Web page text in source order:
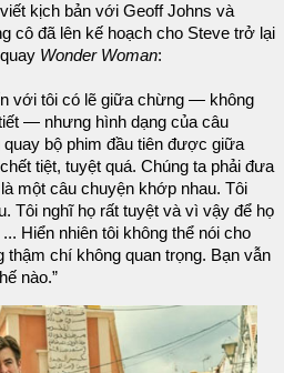
kịch bản với Geoff Johns và
cô đã lên kế hoạch cho Steve trở lại
Wonder Woman:
với tôi có lẽ giữa chừng — không
— nhưng hình dạng của câu
bộ phim đầu tiên được giữa
tiệt, tuyệt quá. Chúng ta phải đưa
một câu chuyện khớp nhau. Tôi
Tôi nghĩ họ rất tuyệt và vì vậy để họ
Hiển nhiên tôi không thể nói cho
thậm chí không quan trọng. Bạn vẫn
nào.”